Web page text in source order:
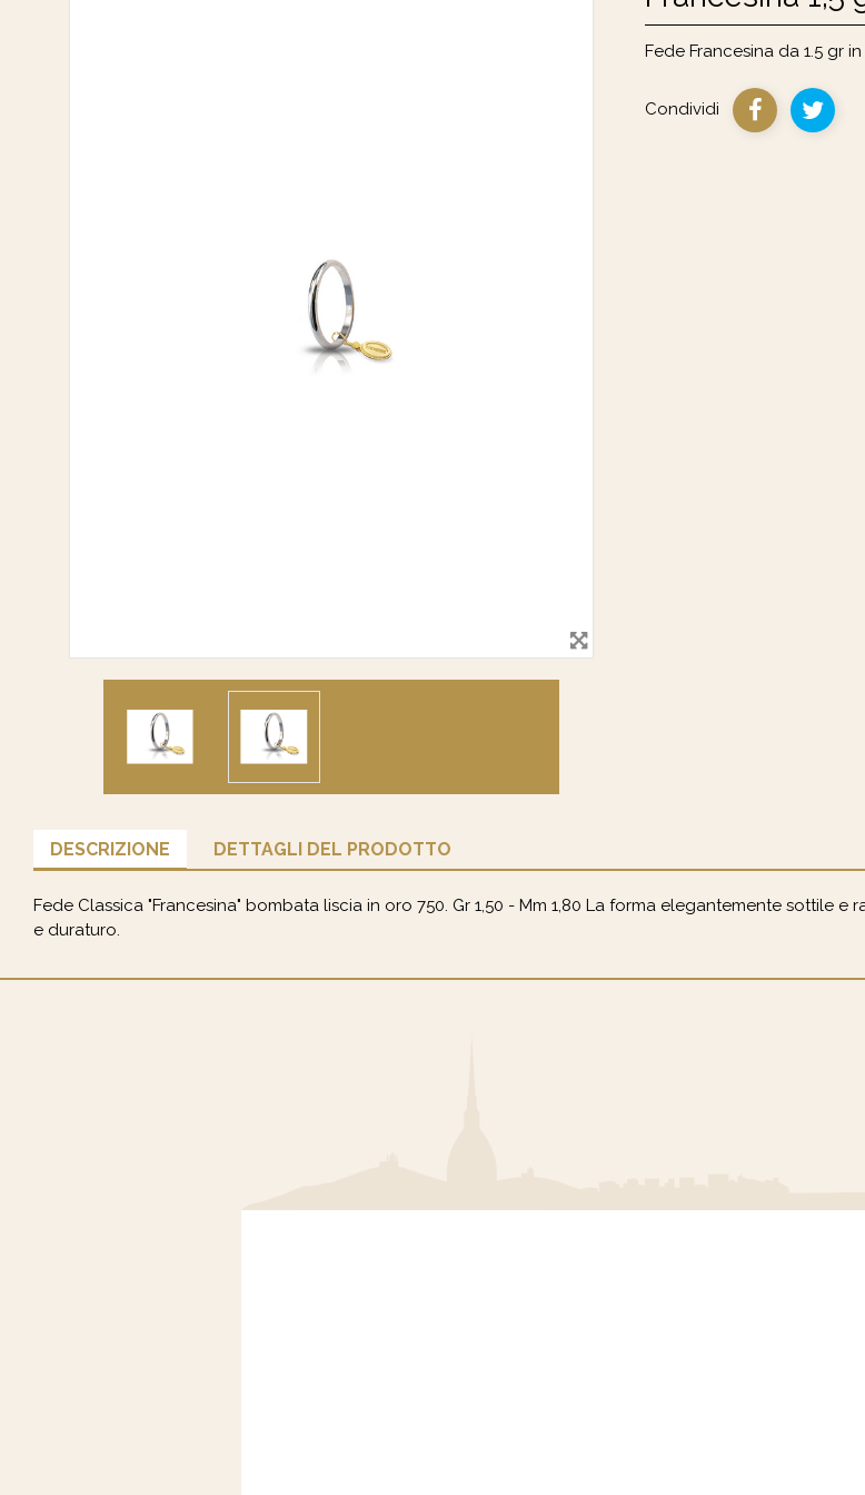
Fede Francesina da 1.5 gr
Condividi
DESCRIZIONE DETTAGLI DEL PRODOTTO
Fede Classica "Francesina" bombata liscia in oro 750. Gr 1,50 - Mm 1,80 La forma elegantemente
e duraturo.